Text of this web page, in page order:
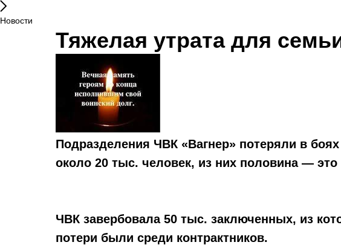
Новости
Тяжелая утрата для
Подразделения ЧВК «Вагнер» потеряли в
около 20 тыс. человек, из них половина —
ЧВК завербовала 50 тыс. заключенных, из
потери были среди контрактников.